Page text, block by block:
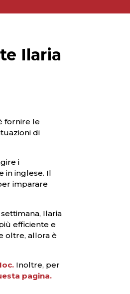
Ilaria
fornire le
di
i
in inglese. Il
imparare
Ilaria
efficiente e
oltre, allora è
Inoltre, per
pagina.